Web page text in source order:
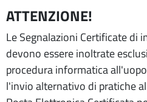
ATTENZIONE!
Le Segnalazioni Certificate di
devono essere inoltrate
procedura informatica
l'invio alternativo di pratiche